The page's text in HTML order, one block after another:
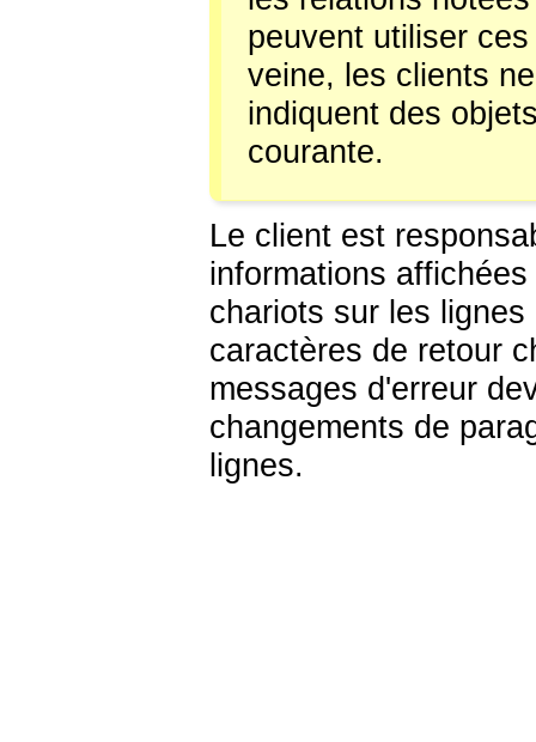
peuvent utiliser
veine, les clients
indiquent des
courante.
Le client est
informations
chariots sur les
caractères de retour
messages d'erreur
changements de
lignes.